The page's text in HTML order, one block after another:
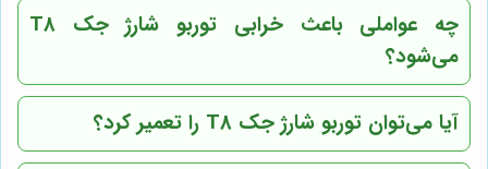
چه عواملی باعث خرابی توربو شارژ جک T8
می‌شود؟
آیا می‌توان توربو شارژ جک T8 را تعمیر کرد؟